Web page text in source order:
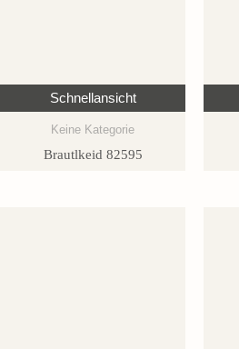
Schnellansicht
Keine Kategorie
Brautlkeid 82595